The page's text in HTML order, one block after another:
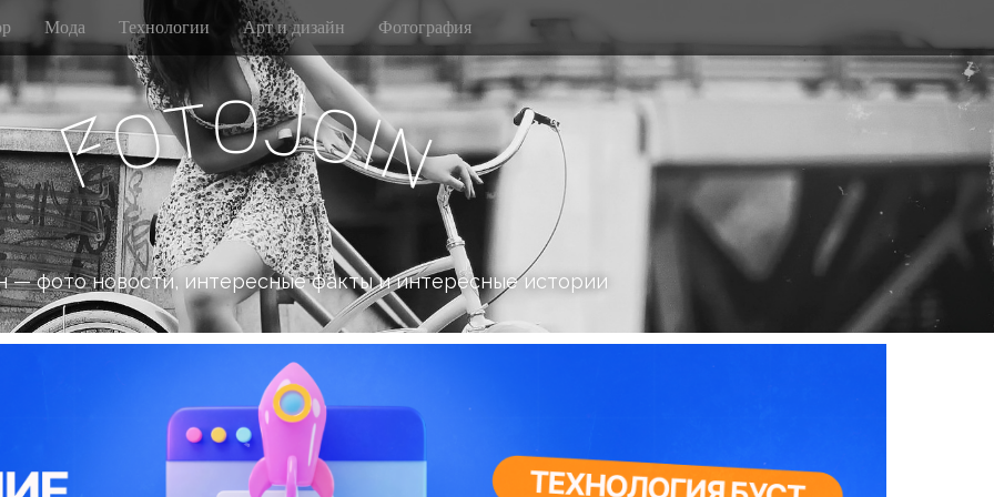
Мода Технологии Арт и дизайн Фотография
FotoJoi
n
— фото новости, интересные факты и интересные истории